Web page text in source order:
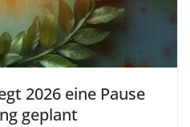
2026 eine Pause
geplant